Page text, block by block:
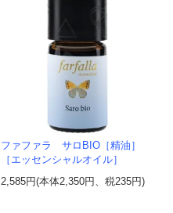
ファファラ サロBIO［精油］
［エッセンシャルオイル］
2,585円(本体2,350円、税235円)